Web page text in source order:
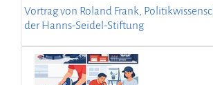
Vortrag von Roland Frank,
der Hanns-Seidel-Stiftung